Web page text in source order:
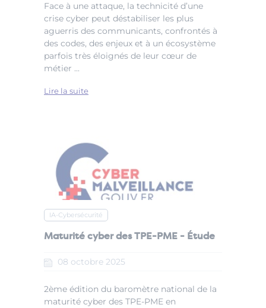
Face à une attaque, la technicité d’une
crise cyber peut déstabiliser les plus
aguerris des communicants, confrontés à
des codes, des enjeux et à un écosystème
parfois très éloignés de leur cœur de
métier ...
Lire la suite
IA-Cybersécurité
Maturité cyber des TPE-PME - Étude
08 octobre 2025
2ème édition du baromètre national de la
maturité cyber des TPE-PME en